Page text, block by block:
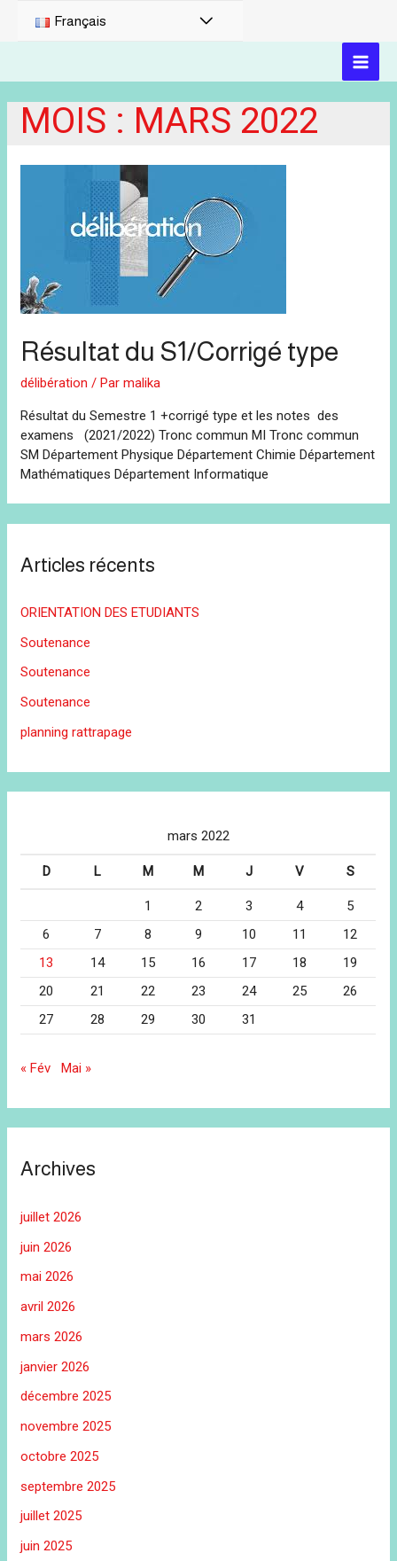
Français PERMUTATEUR
MENU
MOIS : MARS 2022
Résultat du S1/Corrigé type
délibération / Parmalika
Résultat du Semestre 1 +corrigé type et les notes des
examens (2021/2022) Tronc commun MI Tronc commun
SM Département Physique Département Chimie Département
Mathématiques Département Informatique
Articles récents
ORIENTATION DES ETUDIANTS
Soutenance
Soutenance
Soutenance
planning rattrapage
mars 2022
D L M M J V S
1 2 3 4
5
6
7 8 9 10 11
12
13
14 15 16 17 18
19
20
21 22 23 24 25
26
27
28 29 30 31
« Fév Mai »
Archives
juillet 2026
juin 2026
mai 2026
avril 2026
mars 2026
janvier 2026
décembre 2025
novembre 2025
octobre 2025
septembre 2025
juillet 2025
juin 2025